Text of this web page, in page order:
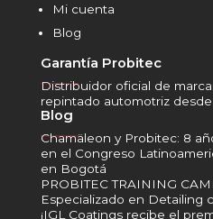
Mi cuenta
Blog
Garantía Probitec
______
Distribuidor oficial de
repintado automotriz
Blog
______
Chamäleon y Probitec: 8
en el Congreso
en Bogotá
PROBITEC TRAINING
Especializado en Detailing
¡IGL Coatings recibe el